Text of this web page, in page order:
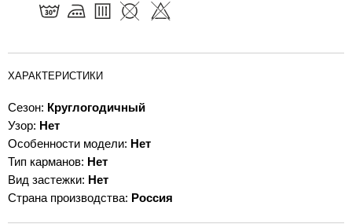
ХАРАКТЕРИСТИКИ
Сезон: Круглогодичный
Узор: Нет
Особенности модели: Нет
Тип карманов: Нет
Вид застежки: Нет
Страна производства: Россия